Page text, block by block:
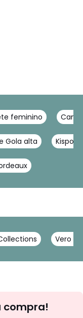
feminino
Gola alta Kispo
Vero
compra!